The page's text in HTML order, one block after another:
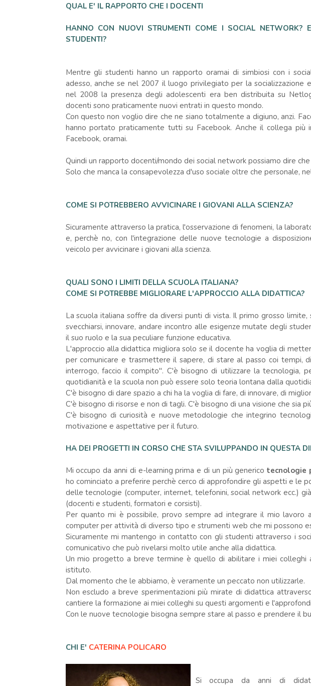
QUAL E' IL RAPPORTO CHE I DOCENTI
HANNO CON NUOVI STRUMENTI COME I SOCIAL NETWORK?
STUDENTI?
Mentre gli studenti hanno un rapporto oramai di simbiosi con i
adesso, anche se nel 2007 il luogo privilegiato per la socializzazione
nel 2008 la presenza degli adolescenti era ben distribuita su
docenti sono praticamente nuovi entrati in questo mondo.
Con questo non voglio dire che ne siano totalmente a digiuno, anzi.
hanno portato praticamente tutti su Facebook. Anche il collega
Facebook, oramai.
Quindi un rapporto docenti/mondo dei social network possiamo dire
Solo che manca la consapevolezza d'uso sociale oltre che personale,
COME SI POTREBBERO AVVICINARE I GIOVANI ALLA SCIENZA?
Sicuramente attraverso la pratica, l'osservazione di fenomeni, la
e, perchè no, con l'integrazione delle nuove tecnologie a
veicolo per avvicinare i giovani alla scienza.
QUALI SONO I LIMITI DELLA SCUOLA ITALIANA?
COME SI POTREBBE MIGLIORARE L'APPROCCIO ALLA DIDATTICA?
La scuola italiana soffre da diversi punti di vista. Il primo grosso
svecchiarsi, innovare, andare incontro alle esigenze mutate degli
il suo ruolo e la sua peculiare funzione educativa.
L'approccio alla didattica migliora solo se il docente ha voglia di
per comunicare e trasmettere il sapere, di stare al passo coi tempi,
interrogo, faccio il compito". C'è bisogno di utilizzare la tecnologia,
quotidianità e la scuola non può essere solo teoria lontana dalla
C'è bisogno di dare spazio a chi ha la voglia di fare, di innovare, di
C'è bisogno di risorse e non di tagli. C'è bisogno di una visione che sia
C'è bisogno di curiosità e nuove metodologie che integrino
motivazione e aspettative per il futuro.
HA DEI PROGETTI IN CORSO CHE STA SVILUPPANDO IN QUESTA
Mi occupo da anni di e-learning prima e di un più genericotecnologie
ho cominciato a preferire perchè cerco di approfondire gli aspetti e le
delle tecnologie (computer, internet, telefonini, social network ecc.)
(docenti e studenti, formatori e corsisti).
Per quanto mi è possibile, provo sempre ad integrare il mio lavoro
computer per attività di diverso tipo e strumenti web che mi possono
Sicuramente mi mantengo in contatto con gli studenti attraverso i
comunicativo che può rivelarsi molto utile anche alla didattica.
Un mio progetto a breve termine è quello di abilitare i miei colleghi
istituto.
Dal momento che le abbiamo, è veramente un peccato non utilizzarle.
Non escludo a breve sperimentazioni più mirate di didattica
cantiere la formazione ai miei colleghi su questi argomenti e
Con le nuove tecnologie bisogna sempre stare al passo e prendere il
CHI E' CATERINA POLICARO
Si occupa da anni di